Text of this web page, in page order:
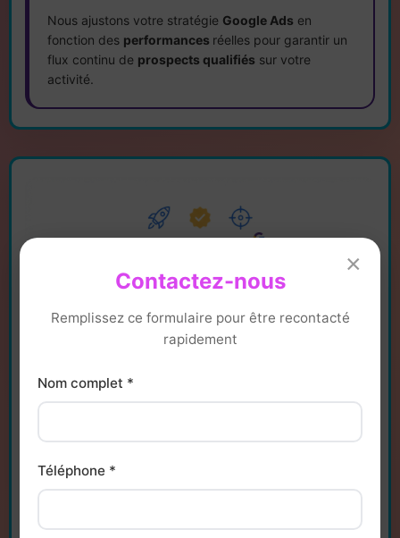
Nous ajustons votre stratégie Google Ads en
fonction des performances réelles pour garantir un
flux continu de prospects qualifiés sur votre
activité.
×
Contactez-nous
Remplissez ce formulaire pour être recontacté
rapidement
Nom complet *
Téléphone *